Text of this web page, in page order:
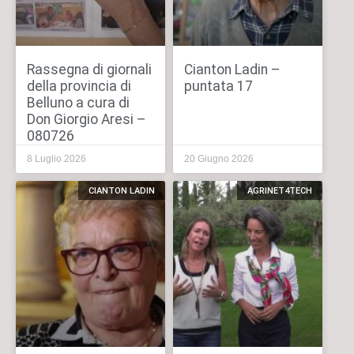
Rassegna di giornali
della provincia di
Belluno a cura di
Don Giorgio Aresi –
080726
8 Luglio 2026
Cianton Ladin –
puntata 17
20 Giugno 2026
CIANTON LADIN AGRINET4TECH